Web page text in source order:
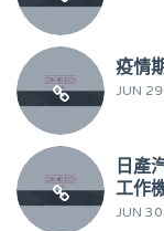
疫情
JUN 29
日產
工作
JUN 30